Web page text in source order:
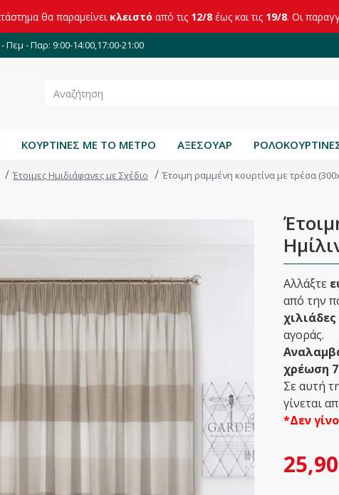
θα παραμείνει κλειστό από τις 12/8 έως και τις 19/8. Οι
Πεμ - Παρ: 9:00-14:00,17:00-21:00
ΚΟΥΡΤΙΝΕΣ ΜΕ ΤΟ ΜΕΤΡΟ ΑΞΕΣΟΥΑΡ
Έτοιμες Ημιδιάφανες με Σχέδιο Έτοιμη ραμμένη κουρτίνα με τρέσα
Αλλάξτε
από την
αγοράς.
χρέωση
Σε αυτή
γίνεται
*Δεν